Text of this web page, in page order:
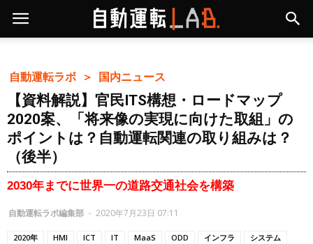
自動運転ラボ ＞ 国内ニュース
【資料解説】官民ITS構想・ロードマップ
2020案、「将来像の実現に向けた取組」の
ポイントは？自動運転関連の取り組みは？
（後半）
2030年までに世界一の道路交通社会を構築
自動運転ラボ編集部 - 2020年7月23日 07:11
2020年 HMI ICT IT MaaS ODD インフラ
システム